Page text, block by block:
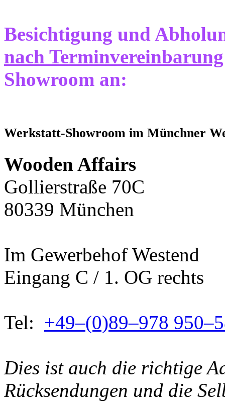
Besichtigung und
nach Terminvereinbarung
Showroom an:
Werkstatt-Showroom im Münchner
Wooden Affairs
Gollierstraße 70C
80339 München
Im Gewerbehof Westend
Eingang C / 1. OG rechts
Tel: +49–(0)89–978
Dies ist auch die richtige
Rücksendungen und die